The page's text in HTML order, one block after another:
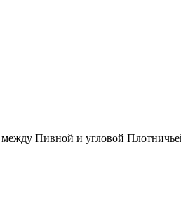
между Пивной и угловой